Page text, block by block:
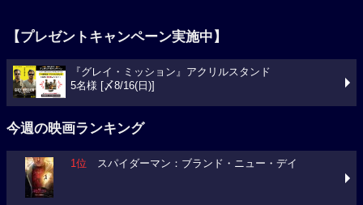
【プレゼントキャンペーン実施中】
『グレイ・ミッション』アクリルスタンド
5名様 [〆8/16(日)]
今週の映画ランキング
1位 スパイダーマン：ブランド・ニュー・デイ